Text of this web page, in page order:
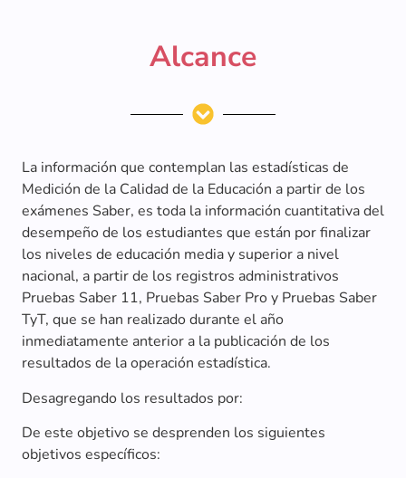
Alcance
La información que contemplan las estadísticas de
Medición de la Calidad de la Educación a partir de los
exámenes Saber, es toda la información cuantitativa del
desempeño de los estudiantes que están por finalizar
los niveles de educación media y superior a nivel
nacional, a partir de los registros administrativos
Pruebas Saber 11, Pruebas Saber Pro y Pruebas Saber
TyT, que se han realizado durante el año
inmediatamente anterior a la publicación de los
resultados de la operación estadística.
Desagregando los resultados por:
De este objetivo se desprenden los siguientes
objetivos específicos: